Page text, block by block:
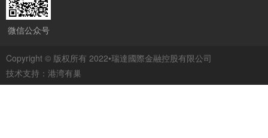
微信公众号
Copyright © 版权所有 2022•瑞達國際金融控股有限公司
技术支持： 港湾有巢